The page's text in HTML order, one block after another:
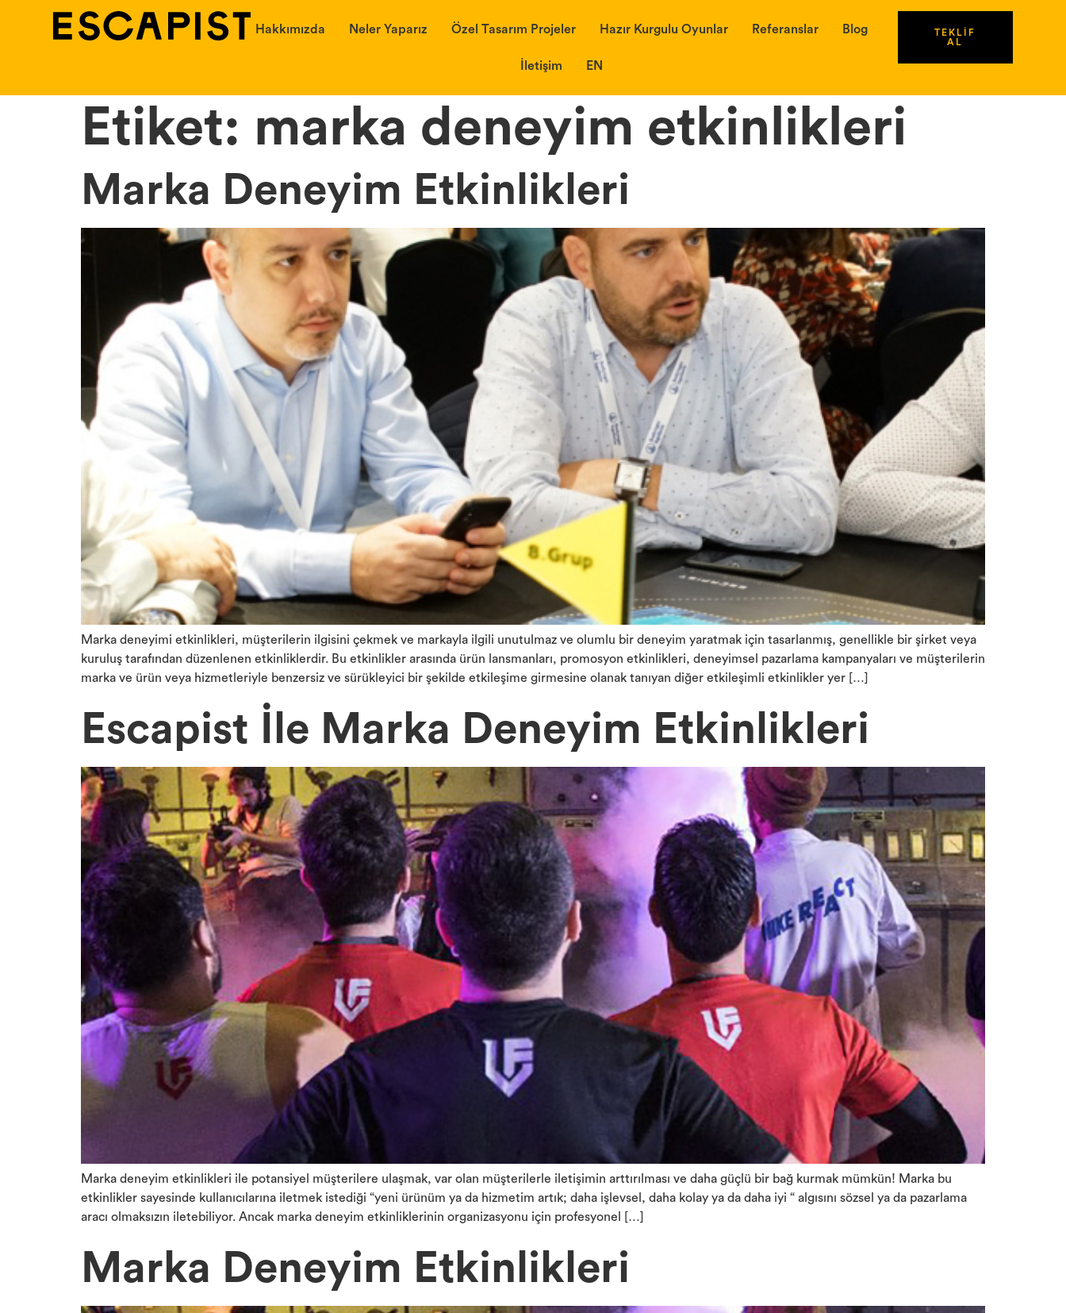
Hakkımızda Neler Yaparız Özel Tasarım Projeler Hazır Kurgulu Oyunlar Referanslar Blog
İletişim EN
TEKLİF
AL
Etiket: marka deneyim etkinlikleri
Marka Deneyim Etkinlikleri
Marka deneyimi etkinlikleri, müşterilerin ilgisini çekmek ve markayla ilgili unutulmaz ve olumlu bir deneyim yaratmak için tasarlanmış, genellikle bir şirket veya
kuruluş tarafından düzenlenen etkinliklerdir. Bu etkinlikler arasında ürün lansmanları, promosyon etkinlikleri, deneyimsel pazarlama kampanyaları ve müşterilerin
marka ve ürün veya hizmetleriyle benzersiz ve sürükleyici bir şekilde etkileşime girmesine olanak tanıyan diğer etkileşimli etkinlikler yer […]
Escapist İle Marka Deneyim Etkinlikleri
Marka deneyim etkinlikleri ile potansiyel müşterilere ulaşmak, var olan müşterilerle iletişimin arttırılması ve daha güçlü bir bağ kurmak mümkün! Marka bu
etkinlikler sayesinde kullanıcılarına iletmek istediği “yeni ürünüm ya da hizmetim artık; daha işlevsel, daha kolay ya da daha iyi “ algısını sözsel ya da pazarlama
aracı olmaksızın iletebiliyor. Ancak marka deneyim etkinliklerinin organizasyonu için profesyonel […]
Marka Deneyim Etkinlikleri